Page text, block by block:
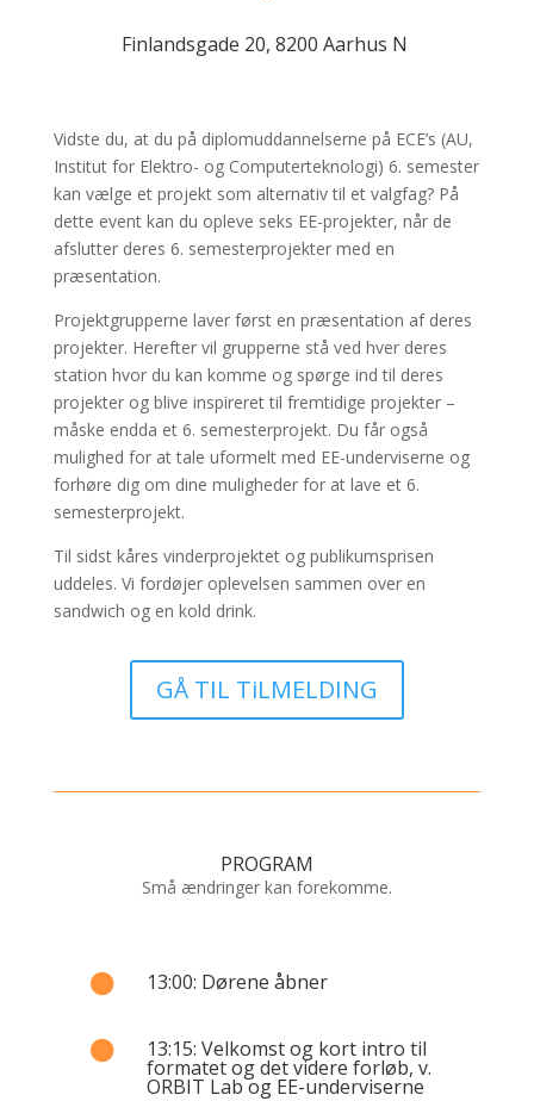
Finlandsgade 20, 8200 Aarhus N
Vidste du, at du på diplomuddannelserne på ECE’s (AU,
Institut for Elektro- og Computerteknologi) 6. semester
kan vælge et projekt som alternativ til et valgfag? På
dette event kan du opleve seks EE-projekter, når de
afslutter deres 6. semesterprojekter med en
præsentation.
Projektgrupperne laver først en præsentation af deres
projekter. Herefter vil grupperne stå ved hver deres
station hvor du kan komme og spørge ind til deres
projekter og blive inspireret til fremtidige projekter –
måske endda et 6. semesterprojekt. Du får også
mulighed for at tale uformelt med EE-underviserne og
forhøre dig om dine muligheder for at lave et 6.
semesterprojekt.
Til sidst kåres vinderprojektet og publikumsprisen
uddeles. Vi fordøjer oplevelsen sammen over en
sandwich og en kold drink.
GÅ TIL TiLMELDING
PROGRAM
Små ændringer kan forekomme.
 13:00: Dørene åbner
 13:15: Velkomst og kort intro til
formatet og det videre forløb, v.
ORBIT Lab og EE-underviserne